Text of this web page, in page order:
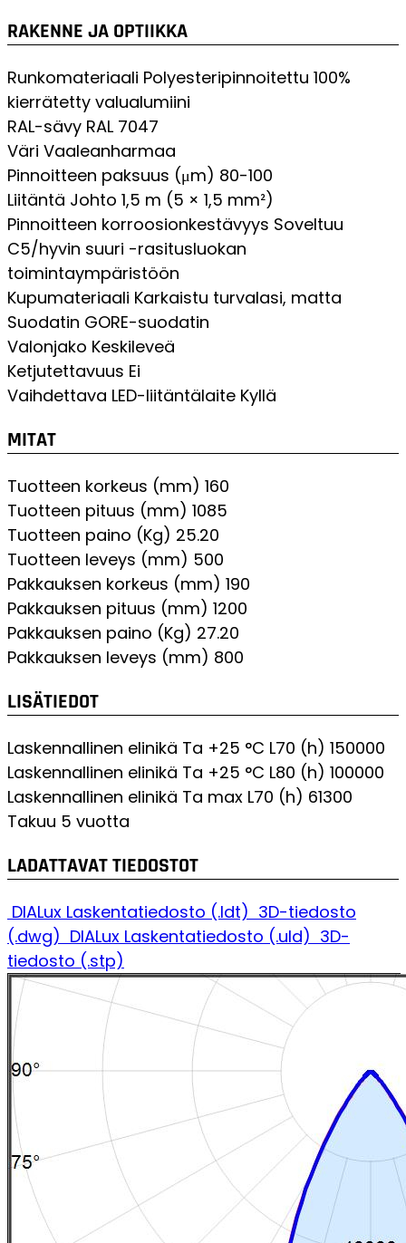
RAKENNE JA OPTIIKKA
Runkomateriaali Polyesteripinnoitettu 100%
kierrätetty valualumiini
RAL-sävy RAL 7047
Väri Vaaleanharmaa
Pinnoitteen paksuus (μm) 80-100
Liitäntä Johto 1,5 m (5 × 1,5 mm²)
Pinnoitteen korroosionkestävyys Soveltuu
C5/hyvin suuri -rasitusluokan
toimintaympäristöön
Kupumateriaali Karkaistu turvalasi, matta
Suodatin GORE-suodatin
Valonjako Keskileveä
Ketjutettavuus Ei
Vaihdettava LED-liitäntälaite Kyllä
MITAT
Tuotteen korkeus (mm) 160
Tuotteen pituus (mm) 1085
Tuotteen paino (Kg) 25.20
Tuotteen leveys (mm) 500
Pakkauksen korkeus (mm) 190
Pakkauksen pituus (mm) 1200
Pakkauksen paino (Kg) 27.20
Pakkauksen leveys (mm) 800
LISÄTIEDOT
Laskennallinen elinikä Ta +25 °C L70 (h) 150000
Laskennallinen elinikä Ta +25 °C L80 (h) 100000
Laskennallinen elinikä Ta max L70 (h) 61300
Takuu 5 vuotta
LADATTAVAT TIEDOSTOT
DIALux Laskentatiedosto (.ldt)
(.dwg) DIALux Laskentatiedosto (.uld)
tiedosto (.stp)